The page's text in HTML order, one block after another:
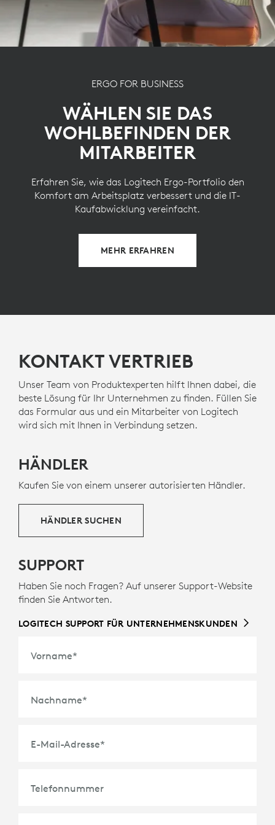
Kunststoff ein zweites Leben zu geben und senken
zugleich unseren CO2-Fußabdruck.
INFOS ZU RECYCELTEM KUNSTSTOFF
ERGO FOR BUSINESS
WÄHLEN SIE DAS
WOHLBEFINDEN DER
MITARBEITER
Erfahren Sie, wie das Logitech Ergo-Portfolio den
Komfort am Arbeitsplatz verbessert und die IT-
Kaufabwicklung vereinfacht.
MEHR ERFAHREN
KONTAKT VERTRIEB
Unser Team von Produktexperten hilft Ihnen dabei, die
beste Lösung für Ihr Unternehmen zu finden. Füllen Sie
das Formular aus und ein Mitarbeiter von Logitech
wird sich mit Ihnen in Verbindung setzen.
HÄNDLER
Kaufen Sie von einem unserer autorisierten Händler.
HÄNDLER SUCHEN
SUPPORT
Haben Sie noch Fragen? Auf unserer Support-Website
finden Sie Antworten.
LOGITECH SUPPORT FÜR UNTERNEHMENSKUNDEN
Vorname*
Nachname*
E-Mail-Adresse*
Telefonnummer